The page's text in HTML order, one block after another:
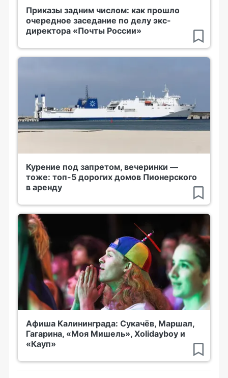
Приказы задним числом: как прошло
очередное заседание по делу экс-
директора «Почты России»
Курение под запретом, вечеринки —
тоже: топ-5 дорогих домов Пионерского
в аренду
Афиша Калининграда: Сукачёв, Маршал,
Гагарина, «Моя Мишель», Xolidayboy и
«Кауп»